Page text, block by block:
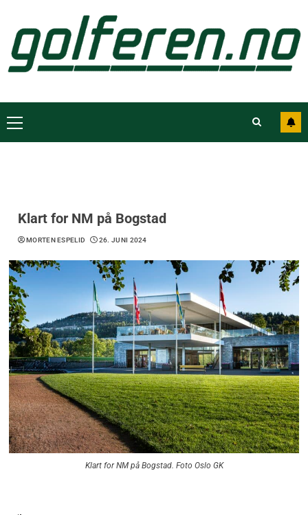
Klart for NM på Bogstad
MORTEN ESPELID 26. JUNI 2024
Klart for NM på Bogstad. Foto Oslo GK